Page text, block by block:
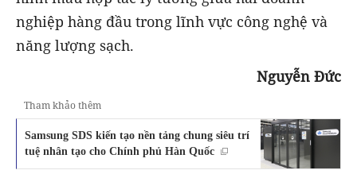
nghiệp hàng đầu trong lĩnh vực công nghệ và
năng lượng sạch.
Nguyễn Đức
Tham khảo thêm
Samsung SDS kiến tạo nền tảng chung siêu trí
tuệ nhân tạo cho Chính phủ Hàn Quốc